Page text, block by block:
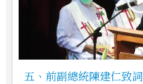
五、前副總統陳建仁致詞